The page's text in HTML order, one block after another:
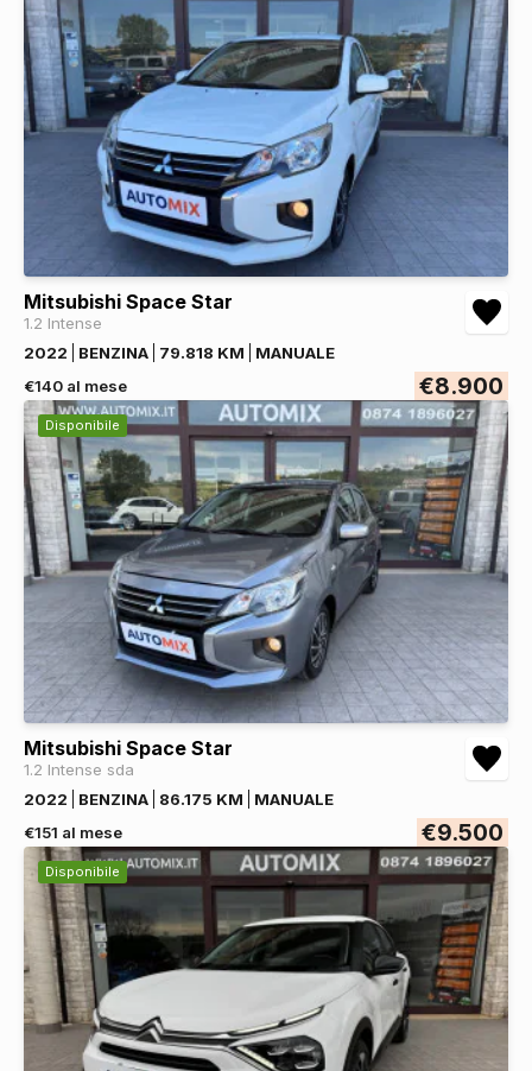
Mitsubishi Space Star
1.2 Intense
2022
BENZINA 79.818 KM
MANUALE
€140 al mese
€8.900
Disponibile
Mitsubishi Space Star
1.2 Intense sda
2022
BENZINA 86.175 KM
MANUALE
€151 al mese
€9.500
Disponibile